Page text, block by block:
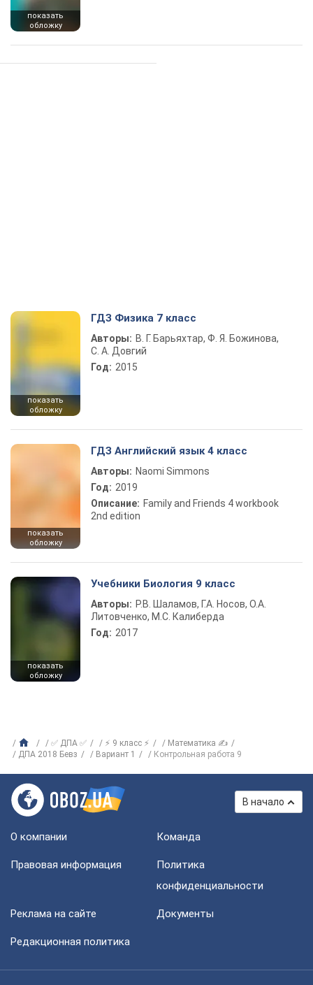
показать
обложку
показать
обложку
ГДЗ Физика 7 класс
Авторы: В. Г. Барьяхтар, Ф. Я. Божинова,
С. А. Довгий
Год: 2015
показать
обложку
ГДЗ Английский язык 4 класс
Авторы: Naomi Simmons
Год: 2019
Описание: Family and Friends 4 workbook
2nd edition
показать
обложку
Учебники Биология 9 класс
Авторы: Р.В. Шаламов, Г.А. Носов, О.А.
Литовченко, М.С. Калиберда
Год: 2017
✅ ДПА ✅ ⚡ 9 класс ⚡
Математика ✍
ДПА 2018 Бевз
Вариант 1 Контрольная работа 9
В начало
О компании Команда
Правовая информация
Политика
конфиденциальности
Реклама на сайте Документы
Редакционная политика